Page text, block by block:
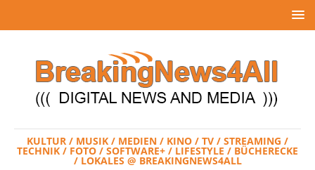
KULTUR / MUSIK / MEDIEN / KINO / TV / STREAMING /
TECHNIK / FOTO / SOFTWARE+ / LIFESTYLE / BÜCHERECKE
/ LOKALES @ BREAKINGNEWS4ALL